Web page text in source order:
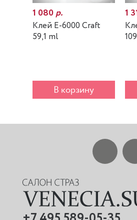
1 080р.
Клей E-6000 Craft
59,1 ml
В корзину
1